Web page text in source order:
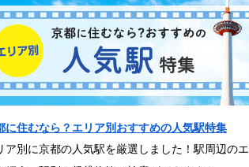
に住むなら？エリア別おすすめの人気駅特集
ア別に京都の人気駅を厳選しました！駅周辺のエ